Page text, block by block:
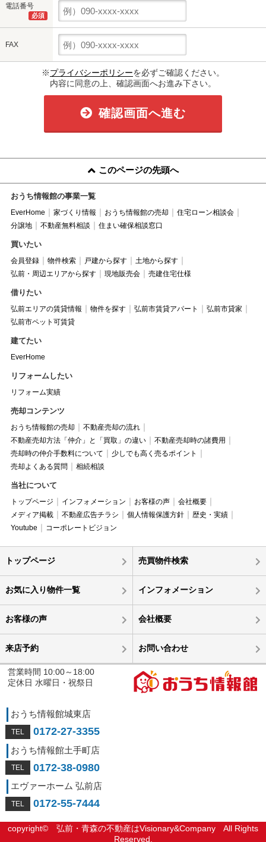
電話番号
必須
FAX
※プライバシーポリシーを必ずご確認ください。
内容に同意の上、確認画面へお進み下さい。
確認画面へ進む
このページの先頭へ
おうち情報館の事業一覧
EverHome 家づくり情報 おうち情報館の売却
住宅ローン相談会
分譲地
不動産無料相談 住まい確保相談窓口
買いたい
会員登録 物件検索 戸建から探す
土地から探す
弘前・周辺エリアから探す
現地販売会 売建住宅仕様
借りたい
弘前エリアの賃貸情報 物件を探す 弘前市賃貸アパート
弘前市貸家
弘前市ペット可賃貸
建てたい
EverHome
リフォームしたい
リフォーム実績
売却コンテンツ
おうち情報館の売却
不動産売却の流れ
不動産売却方法「仲介」と「買取」の違い
不動産売却時の諸費用
売却時の仲介手数料について
少しでも高く売るポイント
売却よくある質問
相続相談
当社について
トップページ インフォメーション お客様の声
会社概要
メディア掲載
不動産広告チラシ 個人情報保護方針
歴史・実績
Youtube
コーポレートビジョン
トップページ 売買物件検索
お気に入り物件一覧 インフォメーション
お客様の声 会社概要
来店予約 お問い合わせ
営業時間 10:00～18:00
定休日 水曜日・祝祭日
おうち情報館城東店
0172-27-3355
おうち情報館土手町店
0172-38-0980
エヴァーホーム 弘前店
0172-55-7444
copyright© 弘前・青森の不動産はVisionary&Company All Rights
Reserved.